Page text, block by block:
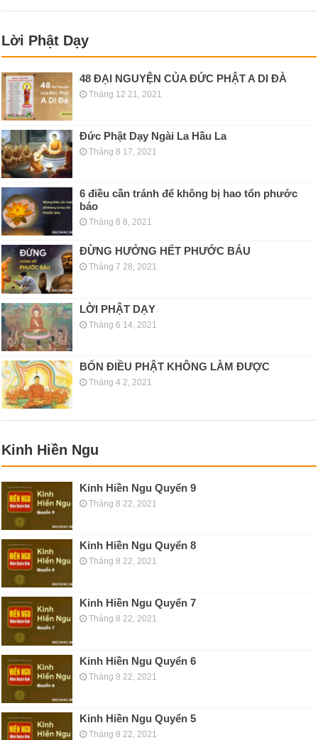
Lời Phật Dạy
48 ĐẠI NGUYỆN CỦA ĐỨC PHẬT A DI ĐÀ
Tháng 12 21, 2021
Đức Phật Dạy Ngài La Hầu La
Tháng 8 17, 2021
6 điều cần tránh để không bị hao tổn phước
báo
Tháng 8 8, 2021
ĐỪNG HƯỞNG HẾT PHƯỚC BÁU
Tháng 7 28, 2021
LỜI PHẬT DẠY
Tháng 6 14, 2021
BỐN ĐIỀU PHẬT KHÔNG LÀM ĐƯỢC
Tháng 4 2, 2021
Kinh Hiền Ngu
Kinh Hiền Ngu Quyển 9
Tháng 8 22, 2021
Kinh Hiền Ngu Quyển 8
Tháng 8 22, 2021
Kinh Hiền Ngu Quyển 7
Tháng 8 22, 2021
Kinh Hiền Ngu Quyển 6
Tháng 8 22, 2021
Kinh Hiền Ngu Quyển 5
Tháng 8 22, 2021